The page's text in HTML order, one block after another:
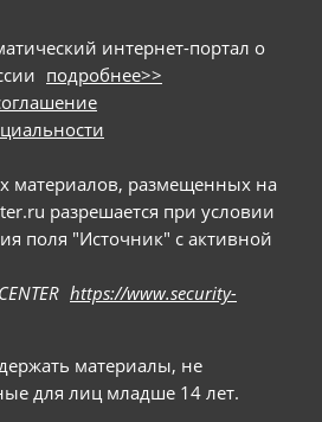
интернет-портал о
подробнее>>
материалов, размещенных на
разрешается при условии
поля "Источник" с активной
https://www.security-
материалы, не
для лиц младше 14 лет.